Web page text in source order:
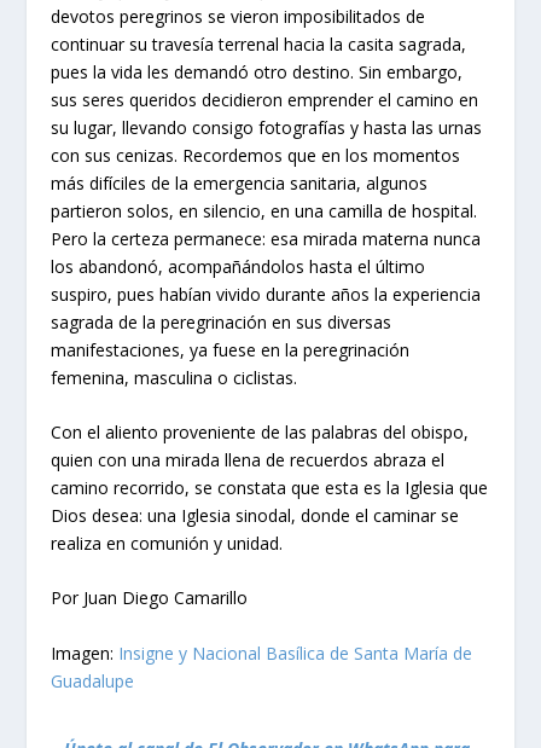
devotos peregrinos se vieron imposibilitados de
continuar su travesía terrenal hacia la casita sagrada,
pues la vida les demandó otro destino. Sin embargo,
sus seres queridos decidieron emprender el camino en
su lugar, llevando consigo fotografías y hasta las urnas
con sus cenizas. Recordemos que en los momentos
más difíciles de la emergencia sanitaria, algunos
partieron solos, en silencio, en una camilla de hospital.
Pero la certeza permanece: esa mirada materna nunca
los abandonó, acompañándolos hasta el último
suspiro, pues habían vivido durante años la experiencia
sagrada de la peregrinación en sus diversas
manifestaciones, ya fuese en la peregrinación
femenina, masculina o ciclistas.
Con el aliento proveniente de las palabras del obispo,
quien con una mirada llena de recuerdos abraza el
camino recorrido, se constata que esta es la Iglesia que
Dios desea: una Iglesia sinodal, donde el caminar se
realiza en comunión y unidad.
Por Juan Diego Camarillo
Imagen: Insigne y Nacional Basílica de Santa María de
Guadalupe